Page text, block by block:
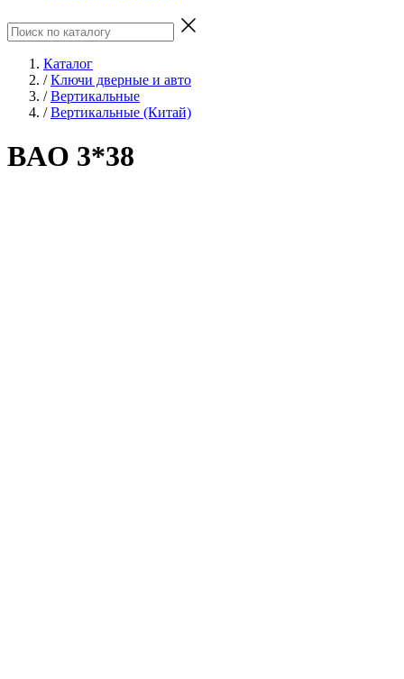
Каталог
/ Ключи дверные и авто
/ Вертикальные
/ Вертикальные (Китай)
BAO 3*38